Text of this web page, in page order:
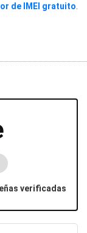
de IMEI gratuito
verificadas